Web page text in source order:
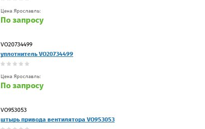
Цена Ярославль:
По запросу
VO20734499
уплотнитель VO20734499
Цена Ярославль:
По запросу
VO953053
штырь привода вентилятора VO953053